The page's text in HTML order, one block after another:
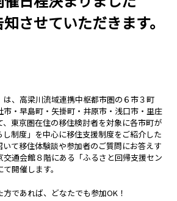
させていただきます。
、高梁川流域連携中枢都市圏の６市３町
市・早島町・矢掛町・井原市・浅口市・里庄
東京圏在住の移住検討者を対象に各市町が
制度」を中心に移住支援制度をご紹介した
いて移住体験談や参加者のご質問にお答えす
通会館８階にある「ふるさと回帰支援セン
開催します。
であれば、どなたでも参加OK！